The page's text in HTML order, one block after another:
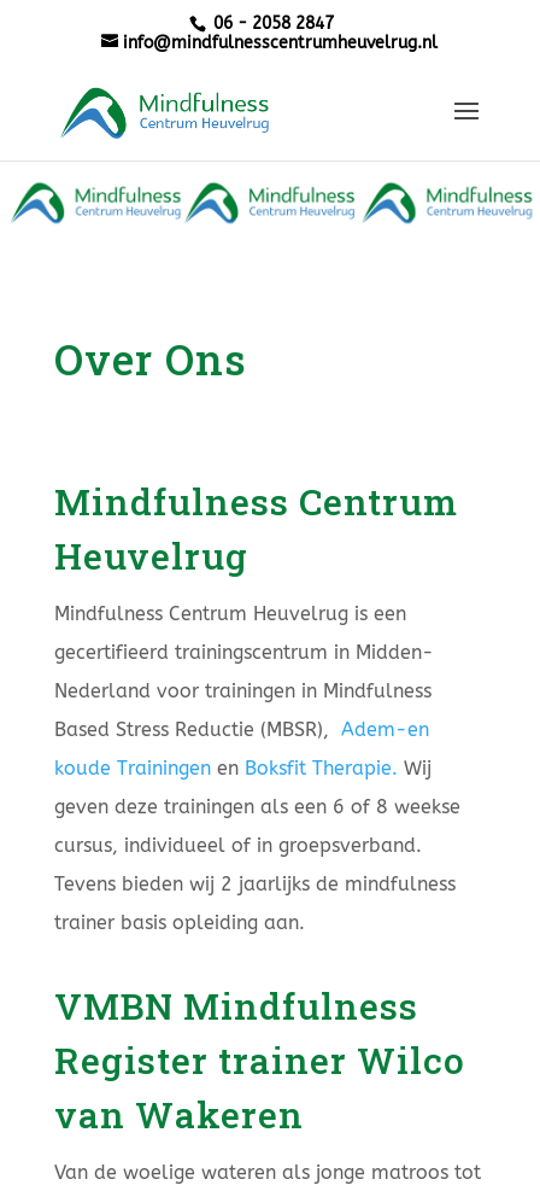
06 - 2058 2847
info@mindfulnesscentrumheuvelrug.nl
Over Ons
Mindfulness Centrum
Heuvelrug
Mindfulness Centrum Heuvelrug is een
gecertifieerd trainingscentrum in Midden-
Nederland voor trainingen in Mindfulness
Based Stress Reductie (MBSR), Adem-en
koude Trainingenen Boksfit Therapie. Wij
geven deze trainingen als een 6 of 8 weekse
cursus, individueel of in groepsverband.
Tevens bieden wij 2 jaarlijks de mindfulness
trainer basis opleiding aan.
VMBN Mindfulness
Register trainer Wilco
van Wakeren
Van de woelige wateren als jonge matroos tot